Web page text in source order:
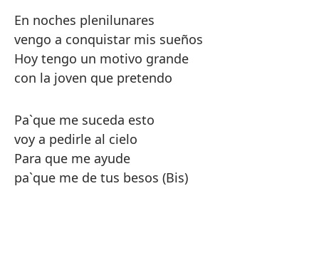
En noches plenilunares
vengo a conquistar mis sueños
Hoy tengo un motivo grande
con la joven que pretendo
Pa`que me suceda esto
voy a pedirle al cielo
Para que me ayude
pa`que me de tus besos (Bis)